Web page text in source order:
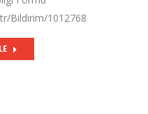
Bildirim/1012768